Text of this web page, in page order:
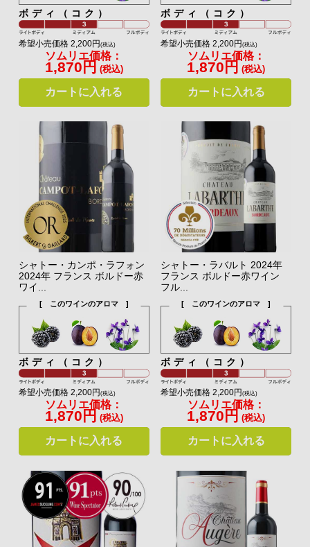
ボディ（コク）
希望小売価格 2,200円 (税込)
ソムリエ価格：
1,870円 (税込)
カートに入れる
ボディ（コク）
希望小売価格 2,200円(税込)
ソムリエ価格：
1,870円 (税込)
カートに入れる
シャトー・カンポ・ラフォン
2024年 フランス ボルドー赤
ワイ...
[ このワインのアロマ ]
ボディ（コク）
希望小売価格 2,200円 (税込)
ソムリエ価格：
1,870円 (税込)
カートに入れる
シャトー・ラバルト 2024年
フランス ボルドー赤ワイン
フル...
[ このワインのアロマ ]
ボディ（コク）
希望小売価格 2,200円(税込)
ソムリエ価格：
1,870円 (税込)
カートに入れる